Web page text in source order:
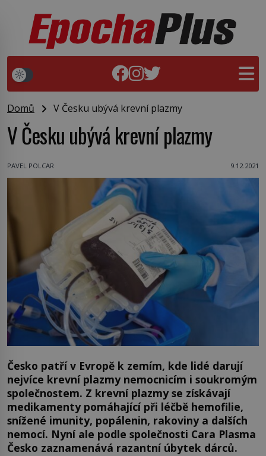
Domů V Česku ubývá krevní plazmy
V Česku ubývá krevní plazmy
PAVEL POLCAR 9.12.2021
Česko patří v Evropě k zemím, kde lidé darují
nejvíce krevní plazmy nemocnicím i soukromým
společnostem. Z krevní plazmy se získávají
medikamenty pomáhající při léčbě hemofilie,
snížené imunity, popálenin, rakoviny a dalších
nemocí. Nyní ale podle společnosti Cara Plasma
Česko zaznamenává razantní úbytek dárců.